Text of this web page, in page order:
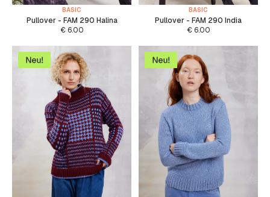
BASIC
Pullover - FAM 290 Halina
€6.00
BASIC
Pullover - FAM 290 India
€6.00